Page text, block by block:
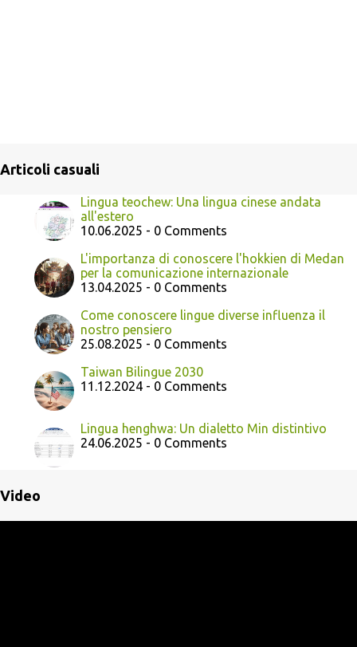
Articoli casuali
Lingua teochew: Una lingua cinese andata
all'estero
10.06.2025 - 0 Comments
L'importanza di conoscere l'hokkien di Medan
per la comunicazione internazionale
13.04.2025 - 0 Comments
Come conoscere lingue diverse influenza il
nostro pensiero
25.08.2025 - 0 Comments
Taiwan Bilingue 2030
11.12.2024 - 0 Comments
Lingua henghwa: Un dialetto Min distintivo
24.06.2025 - 0 Comments
Video